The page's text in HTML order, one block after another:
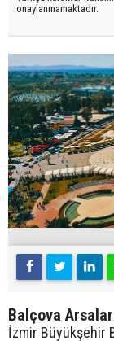
onaylanmamaktadır.
Balçova
İzmir Büyükşehir